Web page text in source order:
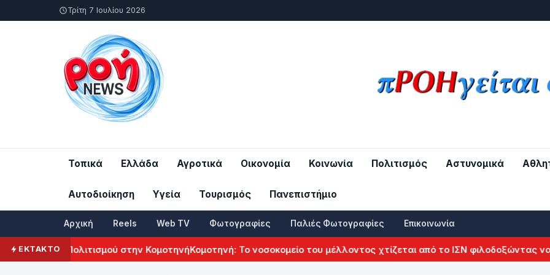
Τρίτη 7 Ιουλίου 2026
Τοπικά Ελλάδα Αγροτικά Οικονομία Κοινωνία Πολιτισμός Αστυνομικά
Αυτοδιοίκηση Υγεία Τουρισμός Πανεπιστήμιο
Αρχική Reels Web TV Φωτογραφίες Παλιές Φωτογραφίες Επικοινωνία
ΕΚΤΑΚΤΟΠολιτισμού στην ΚομοτηνήΚομοτηνή: Το νοσοκομείο του μέλλοντος χτίζεται από το ΙΣΝ φιλοδοξώντας να